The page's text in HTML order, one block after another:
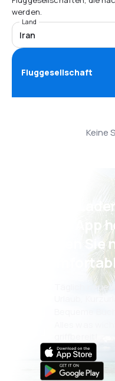
werden.
Land
Iran
Fluggesellschaft
Keine
Psst!
eSky App
reisen Sie
Täglich neue
Bequeme